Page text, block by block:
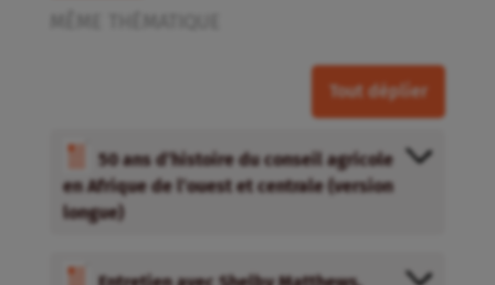
Tout déplier
50 ans d’histoire du conseil agricole
en Afrique de l’ouest et centrale (version
longue)